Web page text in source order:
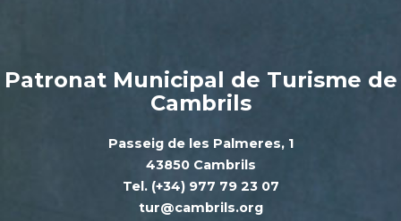
Patronat Municipal de Turisme de
Cambrils
Passeig de les Palmeres, 1
43850 Cambrils
Tel. (+34) 977 79 23 07
tur@cambrils.org